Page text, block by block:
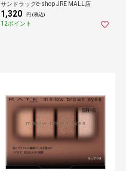
サンドラッグe-shop JRE MALL店
1,320 円 (税込)
12ポイント